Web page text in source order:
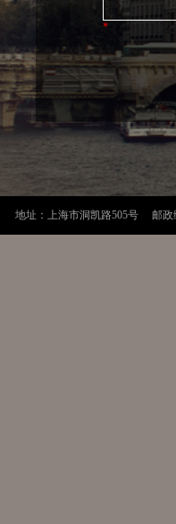
*
地址：上海市洞凯路505号 邮政